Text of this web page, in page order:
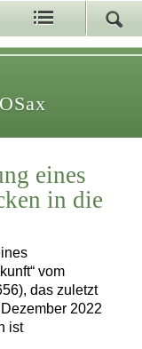
eines
in die
vom
das zuletzt
2022
ist